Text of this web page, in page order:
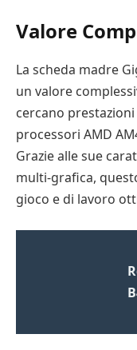
Valore
La scheda madre
un valore
cercano
processori AMD
Grazie alle sue
multi-grafica,
gioco e di lavoro